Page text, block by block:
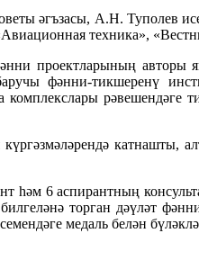
әгъзасы, А.Н. Туполев
техника»,
проектларының
фәнни-тикшеренү
катнашты,
һәм 6 аспирантның
билгеләнә торган
медаль белән